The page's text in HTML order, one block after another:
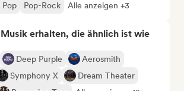
Pop
Pop-Rock Alle anzeigen +3
erhalten, die ähnlich ist wie
Deep Purple
Aerosmith
Symphony X
Dream Theater